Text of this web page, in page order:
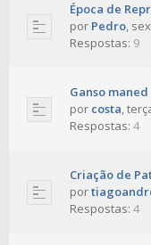
Época de
por Pedro,
Respostas: 9
Ganso maned
por costa,
Respostas: 4
Criação de
por
Respostas: 4